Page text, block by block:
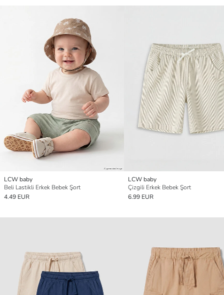
LCW baby
Beli Lastikli Erkek Bebek Şort
4.49 EUR
LCW baby
Çizgili Erkek Bebek Şort
6.99 EUR